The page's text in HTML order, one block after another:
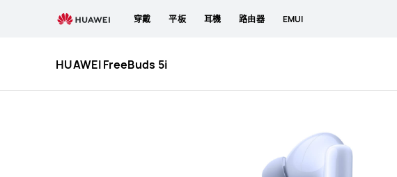
穿戴 平板 耳機 路由器 EMUI
HUAWEI FreeBuds 5i